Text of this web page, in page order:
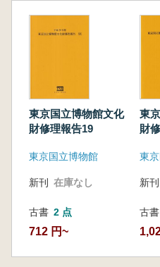
東京国立博物館文化
財修理報告19
東京国立博物館
新刊 在庫なし
古書 2 点
712 円~
東
財
東
新刊
古書